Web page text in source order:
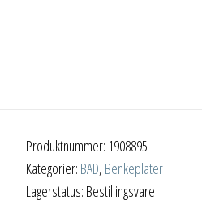
Produktnummer: 1908895
Kategorier: BAD, Benkeplater
Lagerstatus: Bestillingsvare